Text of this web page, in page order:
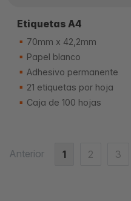
Etiquetas A4
70mm x 42,2mm
Papel blanco
Adhesivo permanente
21 etiquetas por hoja
Caja de 100 hojas
Anterior 1 2 3